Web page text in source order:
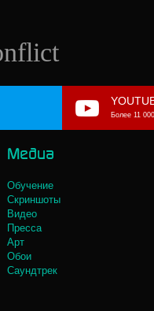
Более 11
Медиа
Обучение
Скриншоты
Видео
Пресса
Арт
Обои
Саундтрек